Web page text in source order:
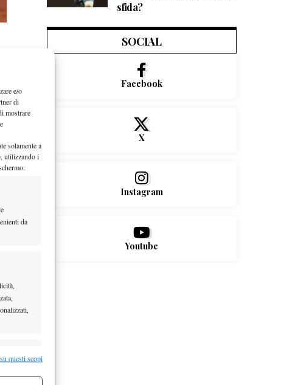
e/o
di
mostrare
solamente a
utilizzando i
da
questi scopi
sfida?
SOCIAL
Facebook
X
Instagram
Youtube